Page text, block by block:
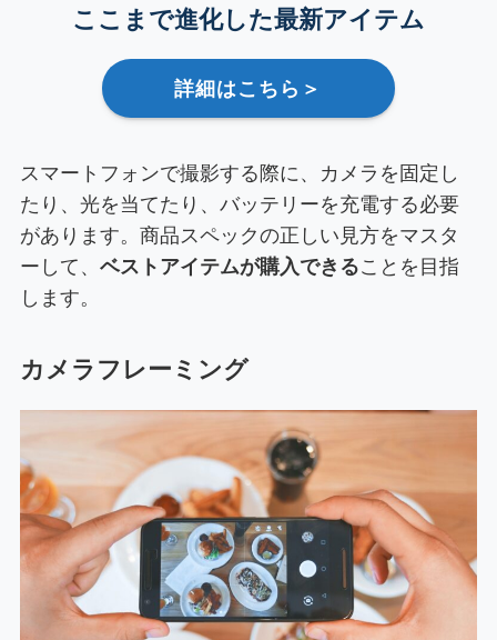
ここまで進化した最新アイテム
詳細はこちら＞
スマートフォンで撮影する際に、カメラを固定し
たり、光を当てたり、バッテリーを充電する必要
があります。商品スペックの正しい見方をマスタ
ーして、 ベストアイテムが購入できることを目指
します。
カメラフレーミング